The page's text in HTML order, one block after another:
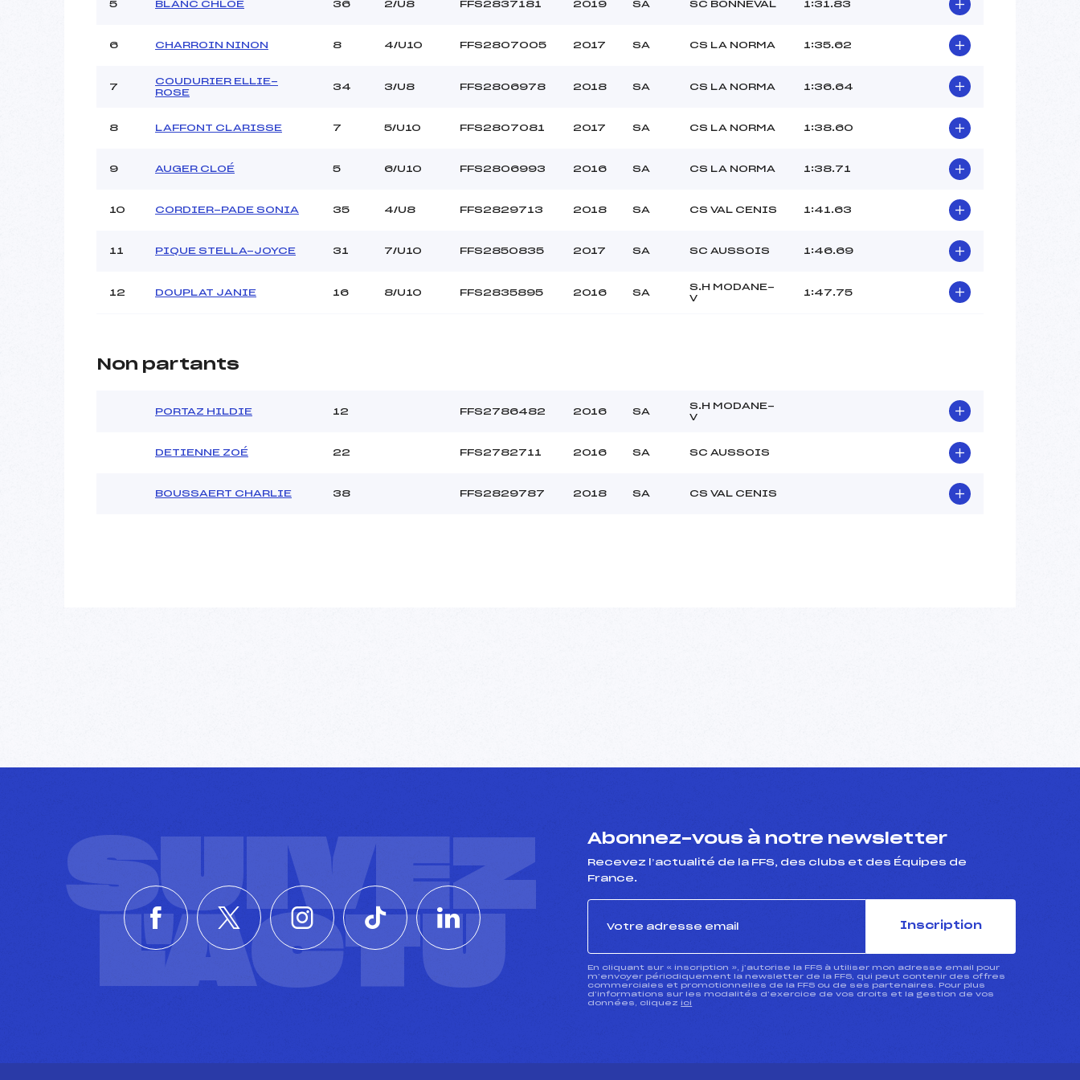
Pénalité appliquée :
–
5 BLANC CHLOÉ 36 2/U8 FFS2837181 2019 SA SC BONNEVAL 1:31.83
6 CHARROIN NINON 8 4/U10 FFS2807005 2017 SA CS LA NORMA 1:35.62
7
COUDURIER ELLIE-
ROSE
34 3/U8 FFS2806978 2018 SA CS LA NORMA 1:36.64
8 LAFFONT CLARISSE 7 5/U10 FFS2807081 2017 SA CS LA NORMA 1:38.60
9 AUGER CLOÉ 5 6/U10 FFS2806993 2016 SA CS LA NORMA 1:38.71
10 CORDIER-PADE SONIA 35 4/U8 FFS2829713 2018 SA CS VAL CENIS 1:41.63
11 PIQUE STELLA-JOYCE 31 7/U10 FFS2850835 2017 SA SC AUSSOIS 1:46.69
12 DOUPLAT JANIE 16 8/U10 FFS2835895 2016 SA
S.H MODANE-
V
1:47.75
Non partants
PORTAZ HILDIE 12 FFS2786482 2016 SA
S.H MODANE-
V
DETIENNE ZOÉ 22 FFS2782711 2016 SA SC AUSSOIS
BOUSSAERT CHARLIE 38 FFS2829787 2018 SA CS VAL CENIS
SUIVEZ
L'ACTU
Abonnez-vous à notre newsletter
Recevez l’actualité de la FFS, des clubs et des Équipes de
France.
Inscription
En cliquant sur « inscription », j’autorise la FFS à utiliser mon adresse email pour
m’envoyer périodiquement la newsletter de la FFS, qui peut contenir des offres
commerciales et promotionnelles de la FFS ou de ses partenaires. Pour plus
d’informations sur les modalités d’exercice de vos droits et la gestion de vos
données, cliquez ici